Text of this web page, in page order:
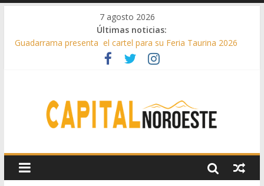
7 agosto 2026
Últimas noticias:
Guadarrama presenta el cartel para su Feria Taurina 2026
Hey Kid e Inazio en ‘La Gran Noche del Indie’ de las fiestas
Boadilla destinó más de 11 millones de euros a ayudas y
beneficios fiscales en 2025